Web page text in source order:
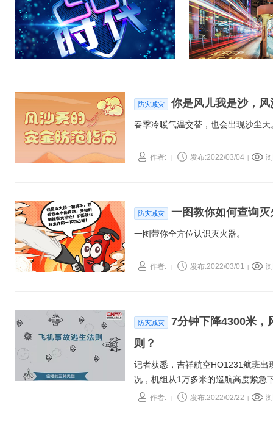
防灾减灾 你是风儿我是沙，
春季冷暖气温交替，也会出现沙尘
作者: 发布:2022/03/04
防灾减灾 一图教你如何查询灭
一图带你全方位认识灭火器。
作者: 发布:2022/03/01
防灾减灾
7分钟下降4300米
则？
记者获悉，吉祥航空HO1231航班
况，机组从1万多米的巡航高度紧急
机场。
作者: 发布:2022/02/22